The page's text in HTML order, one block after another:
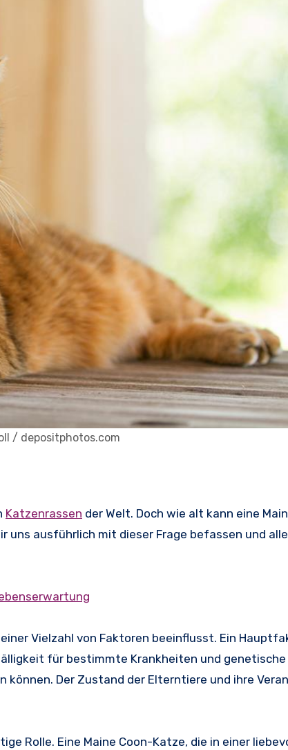
/ depositphotos.com
Katzenrassen der Welt. Doch wie alt kann eine
uns ausführlich mit dieser Frage befassen und
Vielzahl von Faktoren beeinflusst. Ein
für bestimmte Krankheiten und genetische
Der Zustand der Elterntiere und ihre
Rolle. Eine Maine Coon-Katze, die in einer